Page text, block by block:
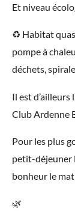
Et niveau
♻️ Habitat
pompe à
déchets,
Il est
Club Ardenne
Pour les plus
petit-déjeuner
bonheur le
🌿